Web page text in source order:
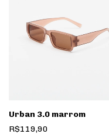
Urban 3.0 marrom
R$119,90